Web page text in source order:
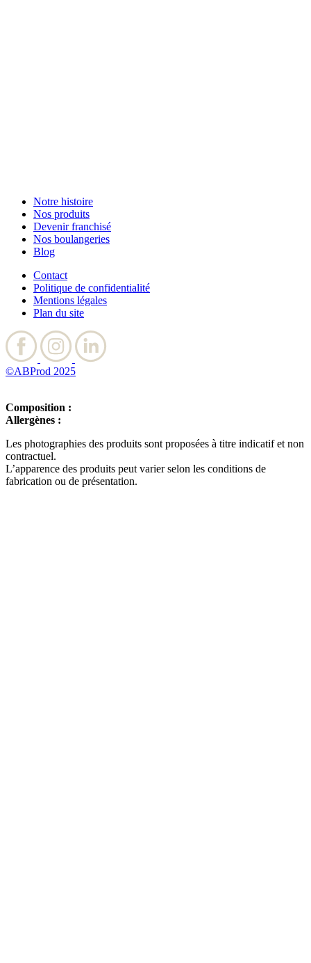
Notre histoire
Nos produits
Devenir franchisé
Nos boulangeries
Blog
Contact
Politique de confidentialité
Mentions légales
Plan du site
©ABProd 2025
Composition :
Allergènes :
Les photographies des produits sont proposées à titre indicatif et non
contractuel.
L’apparence des produits peut varier selon les conditions de
fabrication ou de présentation.